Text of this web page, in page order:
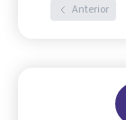
Anterior